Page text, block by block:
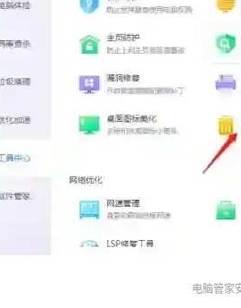
电脑管家